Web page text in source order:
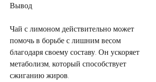
Вывод
Чай с лимоном действительно может
помочь в борьбе с лишним весом
благодаря своему составу. Он ускоряет
метаболизм, который способствует
сжиганию жиров.